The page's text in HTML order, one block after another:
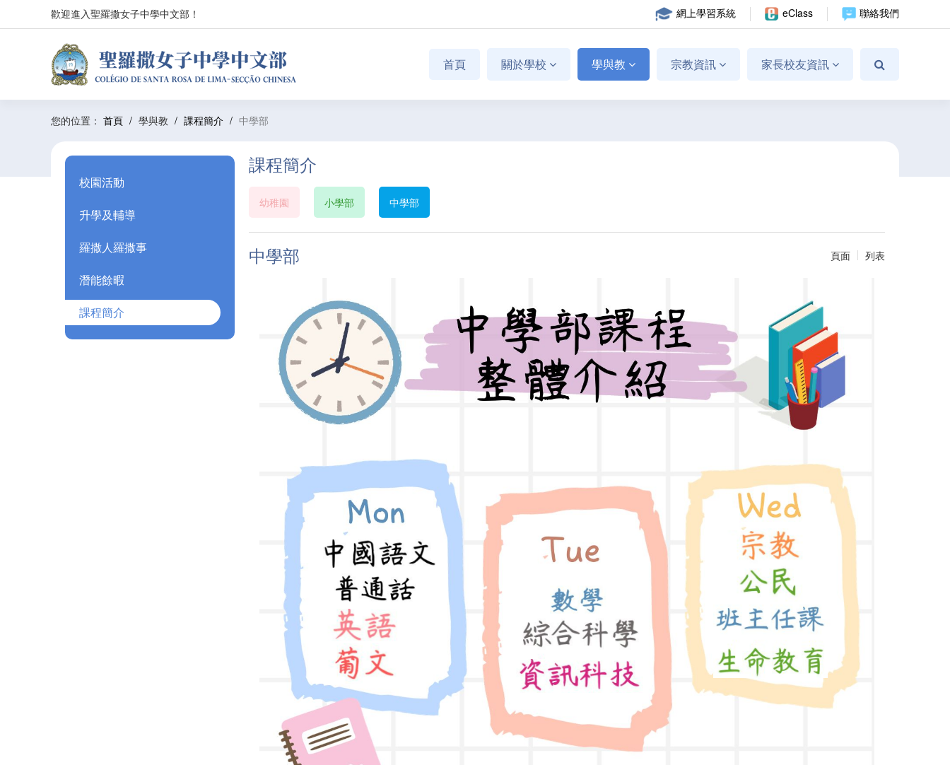
歡迎進入聖羅撒女子中學中文部！ 網上學習系統 eClass 聯絡我們
首頁 關於學校 學與教 宗教資訊 家長校友資訊
您的位置： 首頁 / 學與教 / 課程簡介 / 中學部
校園活動
升學及輔導
羅撒人羅撒事
潛能餘暇
課程簡介
課程簡介
幼稚園 小學部 中學部
中學部 頁面 列表